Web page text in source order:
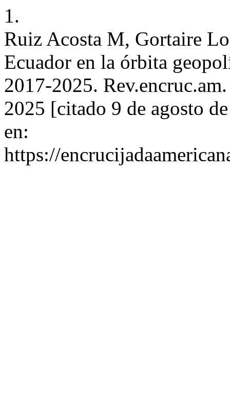
1.
Ruiz Acosta M, Gortaire
Ecuador en la órbita
2017-2025.
2025 [citado 9 de agosto
en:
https://